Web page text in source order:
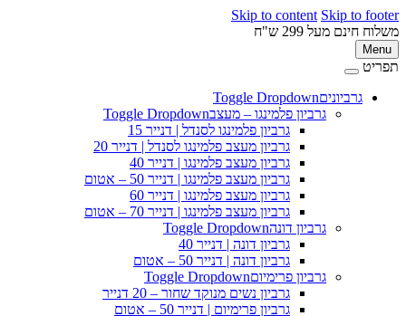
Skip to content Skip to
מעל 299 ש"ח
גרביוניםToggle Dropdown
גרביון פלמינגו – מעצבToggle Dropdown
גרביון פלמינגו לסנדל | דנייר 15
גרביון מעצב פלמינגו לסנדל | דנייר 20
גרביון מעצב פלמינגו | דנייר 40
גרביון מעצב פלמינגו | דנייר 50 – אטום
גרביון מעצב פלמינגו | דנייר 60
גרביון מעצב פלמינגו | דנייר 70 – אטום
גרביון דונהToggle Dropdown
גרביון דונה | דנייר 40
גרביון דונה | דנייר 50 – אטום
גרביון פרימיוםToggle Dropdown
גרביון נשים מנוקד שחור – 20 דנייר
גרביון פרימיום | דנייר 50 – אטום